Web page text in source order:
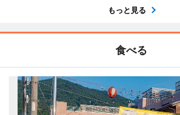
もっと見る
食べる